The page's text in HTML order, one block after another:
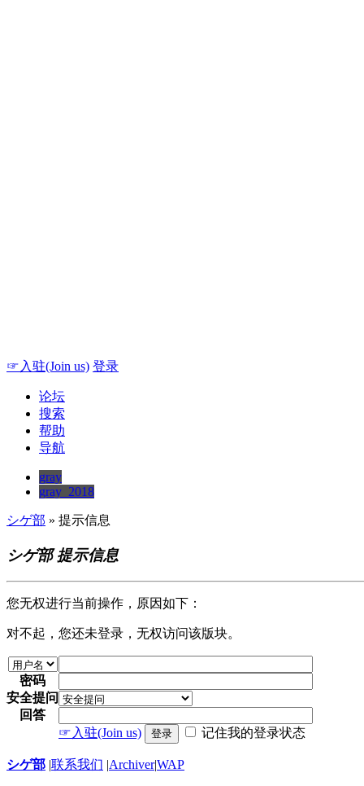
☞入驻(Join us) 登录
论坛
搜索
帮助
导航
gray
gray_2018
シゲ部 » 提示信息
シゲ部 提示信息
您无权进行当前操作，原因如下：
对不起，您还未登录，无权访问该版块。
密码
安全提问
回答
☞入驻(Join us)
登录 记住我的登录状态
シゲ部 |联系我们 |Archiver|WAP